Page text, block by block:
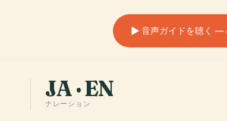
音声ガイドを聴く —
JA · EN
ナレーション